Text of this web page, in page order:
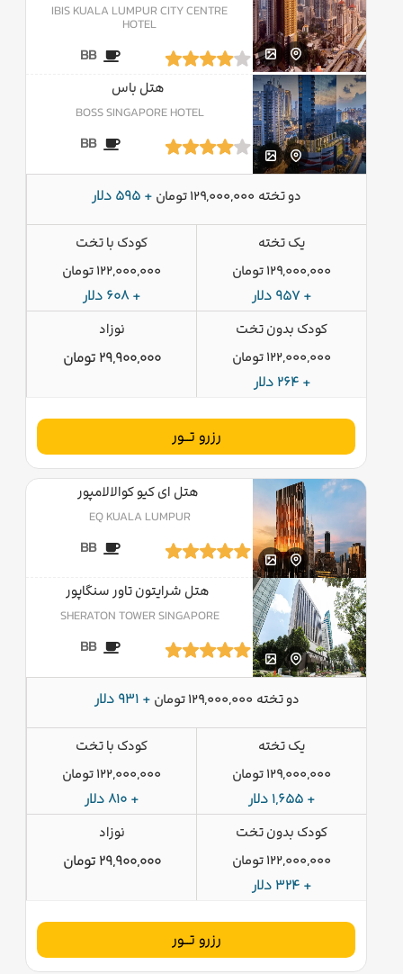
IBIS KUALA LUMPUR CITY CENTRE
HOTEL
BB
هتل باس
BOSS SINGAPORE HOTEL
BB
دو تخته 129,000,000 تومان + 595 دلار
یک تخته
129,000,000 تومان
+ 957 دلار
کودک با تخت
122,000,000 تومان
+ 608 دلار
کودک بدون تخت
122,000,000 تومان
+ 264 دلار
نوزاد
29,900,000 تومان
رزرو تــور
هتل ای کیو کوالالامپور
EQ KUALA LUMPUR
BB
هتل شرایتون تاور سنگاپور
SHERATON TOWER SINGAPORE
BB
دو تخته 129,000,000 تومان + 931 دلار
یک تخته
129,000,000 تومان
+ 1,655 دلار
کودک با تخت
122,000,000 تومان
+ 810 دلار
کودک بدون تخت
122,000,000 تومان
+ 324 دلار
نوزاد
29,900,000 تومان
رزرو تــور